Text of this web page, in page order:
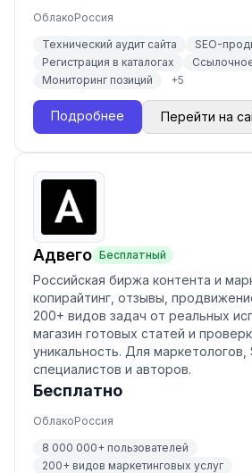
ОблакоРоссия
Технический аудит сайта
SEO-
Регистрация в каталогах
Мониторинг позиций
+5
Подробнее Перейти на
Адвего Бесплатный
Российская биржа контента и
копирайтинг, отзывы,
200+ видов задач от реальных
магазин готовых статей и
уникальность. Для маркетологов,
специалистов и авторов.
Бесплатно
ОблакоРоссия
8 000 000+ пользователей
200+ видов маркетинговых услуг